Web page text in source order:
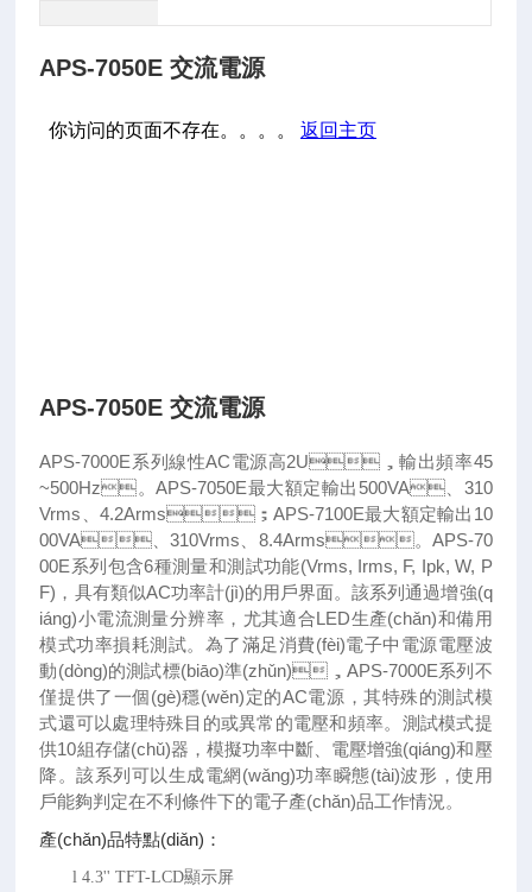
APS-7050E 交流電源
APS-7050E 交流電源
APS-7000E系列線性AC電源高2U，輸出頻率45
~500Hz。APS-7050E最大額定輸出500VA、310
Vrms、4.2Arms；APS-7100E最大額定輸出10
00VA、310Vrms、8.4Arms。APS-70
00E系列包含6種測量和測試功能(Vrms, Irms, F, Ipk, W, P
F)，具有類似AC功率計(jì)的用戶界面。該系列通過增強(q
iáng)小電流測量分辨率，尤其適合LED生產(chǎn)和備用
模式功率損耗測試。為了滿足消費(fèi)電子中電源電壓波
動(dòng)的測試標(biāo)準(zhǔn)，APS-7000E系列不
僅提供了一個(gè)穩(wěn)定的AC電源，其特殊的測試模
式還可以處理特殊目的或異常的電壓和頻率。測試模式提
供10組存儲(chǔ)器，模擬功率中斷、電壓增強(qiáng)和壓
降。該系列可以生成電網(wǎng)功率瞬態(tài)波形，使用
戶能夠判定在不利條件下的電子產(chǎn)品工作情況。
產(chǎn)品特點(diǎn)：
l4.3'' TFT-LCD顯示屏